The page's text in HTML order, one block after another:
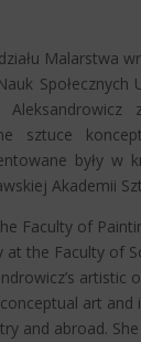
Malarstwa
sztuce
były w
Akademii
Faculty of
at the Faculty of
art and
and abroad.